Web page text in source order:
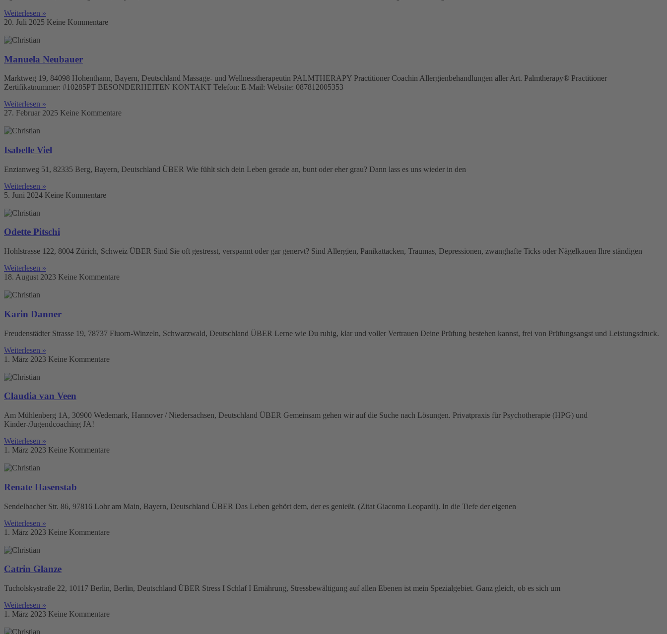
Weiterlesen »
20. Juli 2025 Keine Kommentare
Manuela Neubauer
Marktweg 19, 84098 Hohenthann, Bayern, Deutschland Massage- und Wellnesstherapeutin PALMTHERAPY Practitioner Coachin Allergienbehandlungen aller Art. Palmtherapy® Practitioner
Zertifikatnummer: #10285PT BESONDERHEITEN KONTAKT Telefon: E-Mail: Website: 087812005353
Weiterlesen »
27. Februar 2025 Keine Kommentare
Isabelle Viel
Enzianweg 51, 82335 Berg, Bayern, Deutschland ÜBER Wie fühlt sich dein Leben gerade an, bunt oder eher grau? Dann lass es uns wieder in den
Weiterlesen »
5. Juni 2024 Keine Kommentare
Odette Pitschi
Hohlstrasse 122, 8004 Zürich, Schweiz ÜBER Sind Sie oft gestresst, verspannt oder gar genervt? Sind Allergien, Panikattacken, Traumas, Depressionen, zwanghafte Ticks oder Nägelkauen Ihre ständigen
Weiterlesen »
18. August 2023 Keine Kommentare
Karin Danner
Freudenstädter Strasse 19, 78737 Fluorn-Winzeln, Schwarzwald, Deutschland ÜBER Lerne wie Du ruhig, klar und voller Vertrauen Deine Prüfung bestehen kannst, frei von Prüfungsangst und Leistungsdruck.
Weiterlesen »
1. März 2023 Keine Kommentare
Claudia van Veen
Am Mühlenberg 1A, 30900 Wedemark, Hannover / Niedersachsen, Deutschland ÜBER Gemeinsam gehen wir auf die Suche nach Lösungen. Privatpraxis für Psychotherapie (HPG) und
Kinder-/Jugendcoaching JA!
Weiterlesen »
1. März 2023 Keine Kommentare
Renate Hasenstab
Sendelbacher Str. 86, 97816 Lohr am Main, Bayern, Deutschland ÜBER Das Leben gehört dem, der es genießt. (Zitat Giacomo Leopardi). In die Tiefe der eigenen
Weiterlesen »
1. März 2023 Keine Kommentare
Catrin Glanze
Tucholskystraße 22, 10117 Berlin, Berlin, Deutschland ÜBER Stress I Schlaf I Ernährung, Stressbewältigung auf allen Ebenen ist mein Spezialgebiet. Ganz gleich, ob es sich um
Weiterlesen »
1. März 2023 Keine Kommentare